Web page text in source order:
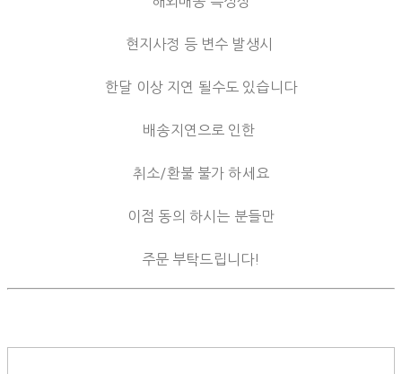
현지사정 등 변수 발생시
한달 이상 지연 될수도 있습니다
배송지연으로 인한
취소/환불 불가 하세요
이점 동의 하시는 분들만
주문 부탁드립니다!